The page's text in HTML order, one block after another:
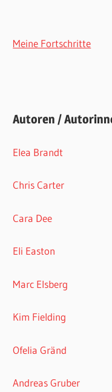
Meine Fortschritte
Autoren /
Elea Brandt
Chris Carter
Cara Dee
Eli Easton
Marc Elsberg
Kim Fielding
Ofelia Gränd
Andreas Gruber